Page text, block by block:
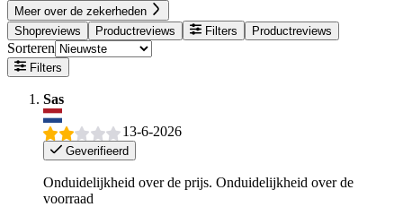
Meer over de zekerheden
Shopreviews
Productreviews Filters Productreviews
Sorteren
Filters
Sas
13-6-2026
Geverifieerd
Onduidelijkheid over de prijs. Onduidelijkheid over de
voorraad